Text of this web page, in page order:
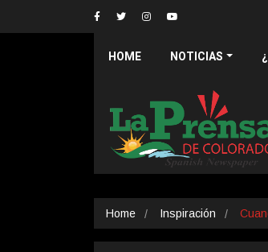
HOME NOTICIAS
Home Inspiración